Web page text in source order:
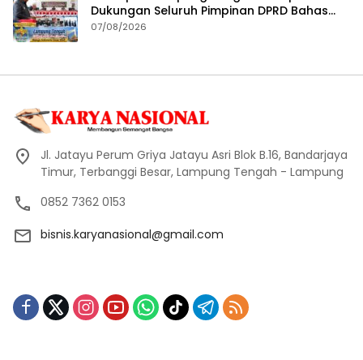
Dukungan Seluruh Pimpinan DPRD Bahas
RKUA-PPAS APBD Tahun 2027
07/08/2026
Jl. Jatayu Perum Griya Jatayu Asri Blok B.16, Bandarjaya
Timur, Terbanggi Besar, Lampung Tengah - Lampung
0852 7362 0153
bisnis.karyanasional@gmail.com